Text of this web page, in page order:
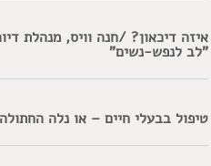
איזה דיכאון? /חנה וויס, מנהלת
"לב לנפש-נשים"
טיפול בבעלי חיים – או נלה החתולה